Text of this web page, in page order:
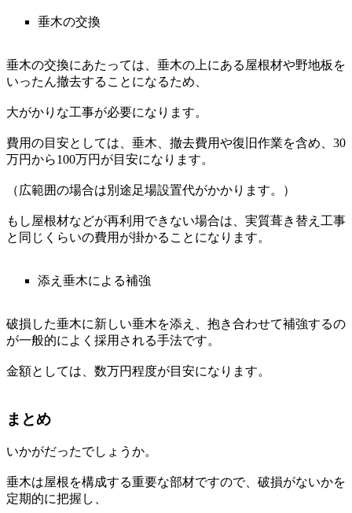
垂木の交換
垂木の交換にあたっては、垂木の上にある屋根材や野地板を
いったん撤去することになるため、
大がかりな工事が必要になります。
費用の目安としては、垂木、撤去費用や復旧作業を含め、30
万円から100万円が目安になります。
（広範囲の場合は別途足場設置代がかかります。）
もし屋根材などが再利用できない場合は、実質葺き替え工事
と同じくらいの費用が掛かることになります。
添え垂木による補強
破損した垂木に新しい垂木を添え、抱き合わせて補強するの
が一般的によく採用される手法です。
金額としては、数万円程度が目安になります。
まとめ
いかがだったでしょうか。
垂木は屋根を構成する重要な部材ですので、破損がないかを
定期的に把握し、